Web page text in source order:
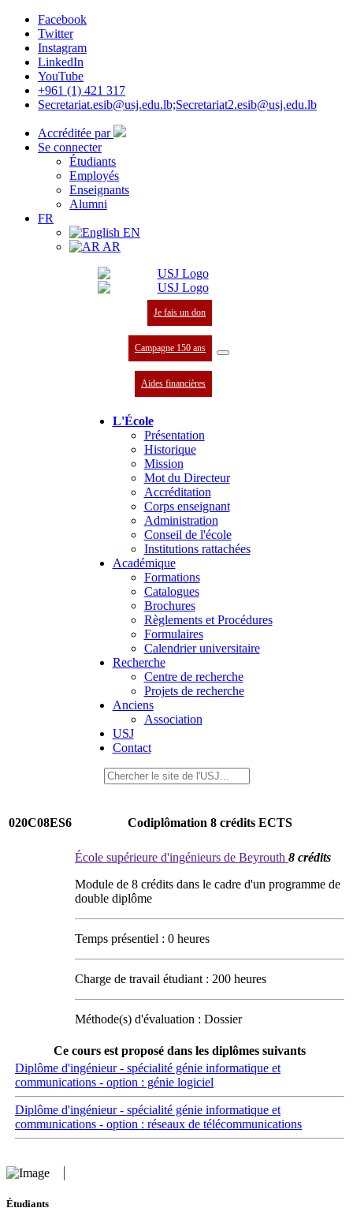
Facebook
Twitter
Instagram
LinkedIn
YouTube
+961 (1) 421 317
Secretariat.esib@usj.edu.lb;Secretariat2.esib@usj.edu.lb
Accréditée par
Se connecter
Étudiants
Employés
Enseignants
Alumni
FR
EN
AR
Je fais un don
Campagne 150 ans
Aides financières
L'École
Présentation
Historique
Mission
Mot du Directeur
Accréditation
Corps enseignant
Administration
Conseil de l'école
Institutions rattachées
Académique
Formations
Catalogues
Brochures
Règlements et Procédures
Formulaires
Calendrier universitaire
Recherche
Centre de recherche
Projets de recherche
Anciens
Association
USJ
Contact
020C08ES6 Codiplômation 8 crédits ECTS
École supérieure d'ingénieurs de Beyrouth 8 crédits
Module de 8 crédits dans le cadre d'un programme de
double diplôme
Temps présentiel : 0 heures
Charge de travail étudiant : 200 heures
Méthode(s) d'évaluation : Dossier
Ce cours est proposé dans les diplômes suivants
Diplôme d'ingénieur - spécialité génie informatique et
communications - option : génie logiciel
Diplôme d'ingénieur - spécialité génie informatique et
communications - option : réseaux de télécommunications
Étudiants